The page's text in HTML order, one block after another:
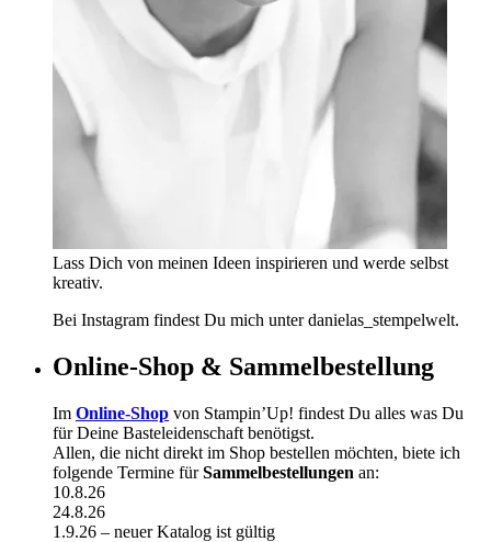
Lass Dich von meinen Ideen inspirieren und werde selbst
kreativ.
Bei Instagram findest Du mich unter danielas_stempelwelt.
Online-Shop & Sammelbestellung
Im Online-Shop von Stampin’Up! findest Du alles was Du
für Deine Basteleidenschaft benötigst.
Allen, die nicht direkt im Shop bestellen möchten, biete ich
folgende Termine fürSammelbestellungen an:
10.8.26
24.8.26
1.9.26 – neuer Katalog ist gültig